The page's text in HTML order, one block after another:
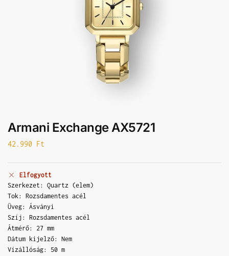
Armani Exchange AX5721
42.990 Ft
Elfogyott
Szerkezet: Quartz (elem)
Tok: Rozsdamentes acél
Üveg: Ásványi
Szíj: Rozsdamentes acél
Átmérő: 27 mm
Dátum kijelző: Nem
Vízállóság: 50 m